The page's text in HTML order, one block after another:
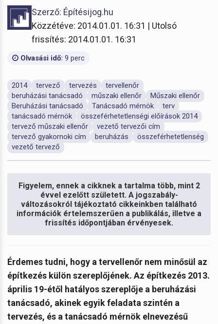
Szerző: Építésijog.hu
Közzétéve: 2014.01.01. 16:31 | Utolsó
frissítés: 2014.01.01. 16:31
Olvasási idő: 9 perc
2014 tervező tervezés
tervellenőr
beruházási tanácsadó
műszaki ellenőr
Műszaki ellenőr
Beruházási tanácsadó
Tanácsadó mérnök
terv
tanácsadó mérnök
összeférhetetlenségi előírások 2014
tervező műszaki ellenőr
vezető tervezői cím
tervező gyakornoki cím
beruházás
összeférhetetlenség
vezető tervező
Figyelem, ennek a cikknek a tartalma több, mint 2
évvel ezelőtt született. A jogszabály-
változásokról tájékoztató cikkeinkben található
információk értelemszerűen a publikálás, illetve a
frissítés időpontjában érvényesek.
Érdemes tudni, hogy a tervellenőr nem minősül az
építkezés külön szereplőjének. Az építkezés 2013.
április 19-étől hatályos szereplője a beruházási
tanácsadó, akinek egyik feladata szintén a
tervezés, és a tanácsadó mérnök elnevezésű